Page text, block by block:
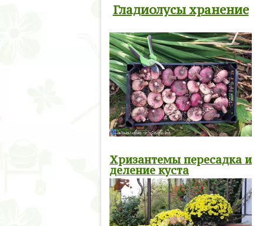
Гладиолусы хранение
Хризантемы пересадка и
деление куста